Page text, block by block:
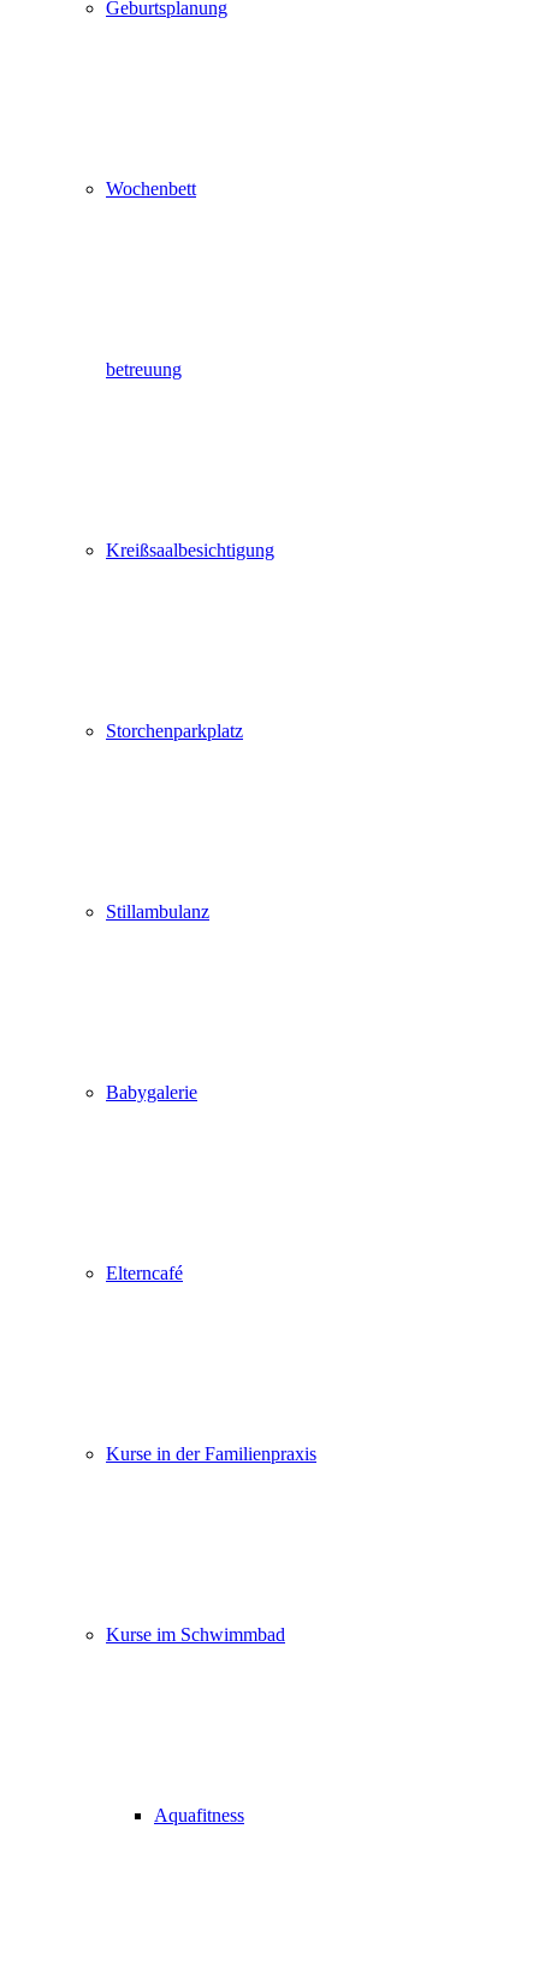
Geburtsplanung
Wochenbett
betreuung
Kreißsaalbesichtigung
Storchenparkplatz
Stillambulanz
Babygalerie
Elterncafé
Kurse in der Familienpraxis
Kurse im Schwimmbad
Aquafitness